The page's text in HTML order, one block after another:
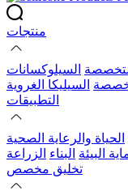
منتجات
السيلوكسانات
السيليكا الغروية
التطبيقات
الحياة والرعاية الصحية
البيئة البناء الزراعة
تخليق مخصص